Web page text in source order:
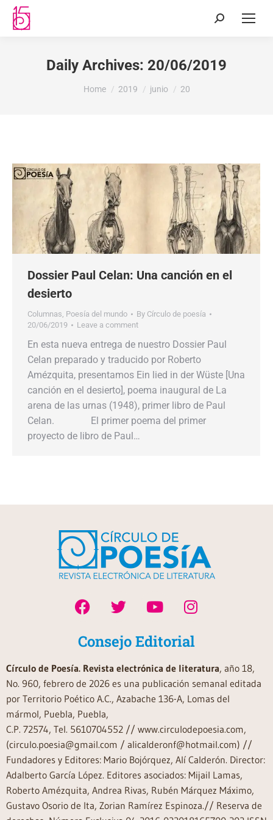
Daily Archives: 20/06/2019
You are here:
Home 2019 junio 20
Dossier Paul Celan: Una canción en el
desierto
Columnas, Poesía del mundo By Círculo de poesía
20/06/2019
Leave a comment
En esta nueva entrega de nuestro Dossier Paul
Celan preparado y traducido por Roberto
Amézquita, presentamos Ein lied in der Wüste [Una
canción en el desierto], poema inaugural de La
arena de las urnas (1948), primer libro de Paul
Celan. El primer poema del primer
proyecto de libro de Paul…
Consejo Editorial
Círculo de Poesía. Revista electrónica de literatura, año 18,
No. 960, febrero de 2026 es una publicación semanal editada
por Territorio Poético A.C., Azabache 136-A, Lomas del
mármol, Puebla, Puebla,
C.P. 72574, Tel. 5610704552 // www.circulodepoesia.com,
(circulo.poesia@gmail.com / alicalderonf@hotmail.com) //
Fundadores y Editores: Mario Bojórquez, Alí Calderón. Director:
Adalberto García López. Editores asociados: Mijail Lamas,
Roberto Amézquita, Andrea Rivas, Rubén Márquez Máximo,
Gustavo Osorio de Ita, Zorian Ramírez Espinoza.// Reserva de